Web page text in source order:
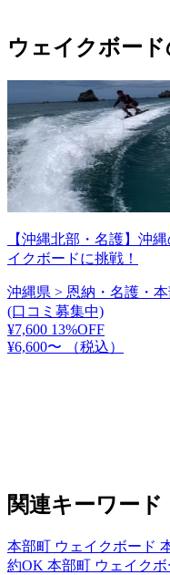
ウェイクボー
【沖縄北部・名護】沖
イクボードに挑戦！
沖縄県 > 恩納・名護・
(口コミ募集中)
¥7,600 13%OFF
¥6,600〜
（税込）
関連キーワード
本部町 ウェイクボード
約OK 本部町 ウェイク